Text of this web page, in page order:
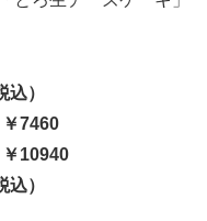
）
7460
10940
）